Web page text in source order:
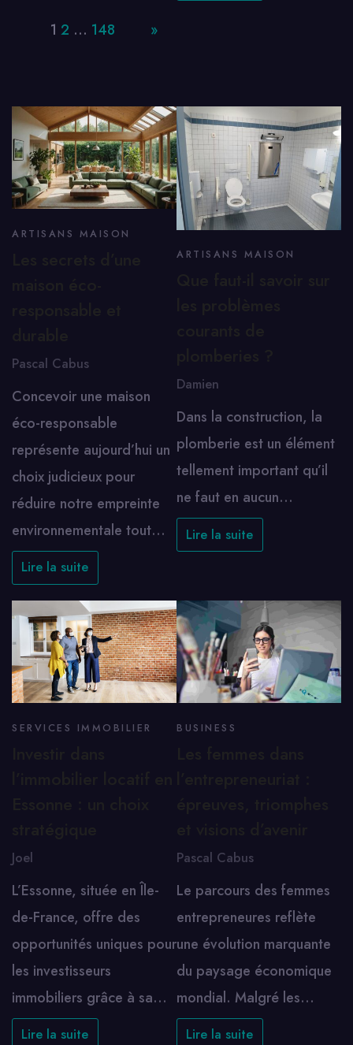
1 2 … 148 »
ARTISANS MAISON
Pascal Cabus
Concevoir une maison
éco-responsable
représente aujourd’hui un
choix judicieux pour
réduire notre empreinte
environnementale tout…
Lire la suite
ARTISANS MAISON
Damien
Dans la construction, la
plomberie est un élément
tellement important qu’il
ne faut en aucun…
Lire la suite
SERVICES IMMOBILIER
Joel
L’Essonne, située en Île-
de-France, offre des
opportunités uniques pour
les investisseurs
immobiliers grâce à sa…
Lire la suite
BUSINESS
Pascal Cabus
Le parcours des femmes
entrepreneures reflète
une évolution marquante
du paysage économique
mondial. Malgré les…
Lire la suite